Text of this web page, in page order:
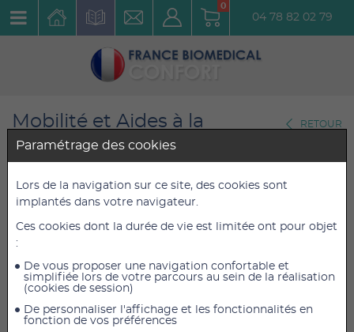
0
04 78 82 02 79
Mobilité et Aides à la
Marche
Déambulateur 4 roues Intérieur /
RETOUR
Rollator 4 roues R08 Bleu
256,00 €TTC 256,00 €
Paramétrage des cookies
Lors de la navigation sur ce site, des cookies sont
implantés dans votre navigateur.
Ces cookies dont la durée de vie est limitée ont pour objet
:
De vous proposer une navigation confortable et
simplifiée lors de votre parcours au sein de la réalisation
(cookies de session)
De personnaliser l'affichage et les fonctionnalités en
fonction de vos préférences